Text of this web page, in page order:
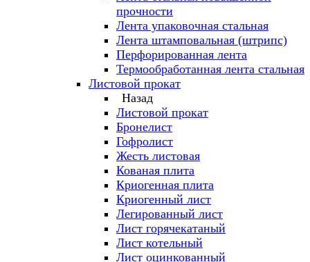
прочности
Лента упаковочная стальная
Лента штамповальная (штрипс)
Перфорированная лента
Термообработанная лента стальная
Листовой прокат
Назад
Листовой прокат
Бронелист
Гофролист
Жесть листовая
Кованая плита
Криогенная плита
Криогенный лист
Легированный лист
Лист горячекатаный
Лист котельный
Лист оцинкованный